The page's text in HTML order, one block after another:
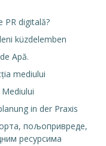
PR digitală?
küzdelemben
Apă.
mediului
in der Praxis
пољопривреде,
ресурсима